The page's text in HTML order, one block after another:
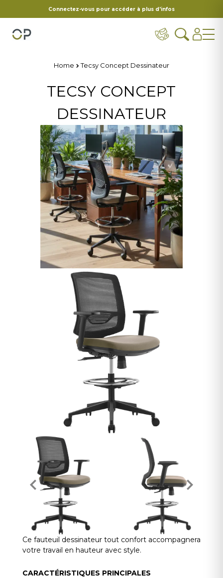
Connectez-vous pour accéder à plus d'infos
Home Tecsy Concept Dessinateur
TECSY CONCEPT
DESSINATEUR
Ce fauteuil dessinateur tout confort accompagnera
votre travail en hauteur avec style.
CARACTÉRISTIQUES PRINCIPALES